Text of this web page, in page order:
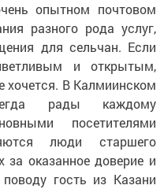
опытном почтовом
разного рода услуг,
для сельчан. Если
и открытым,
хочется. В Калмиинском
рады каждому
посетителями
люди старшего
оказанное доверие и
гость из Казани